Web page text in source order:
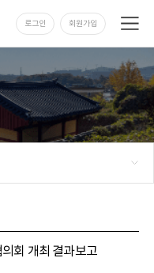
로그인 회원가입
회 개최 결과보고